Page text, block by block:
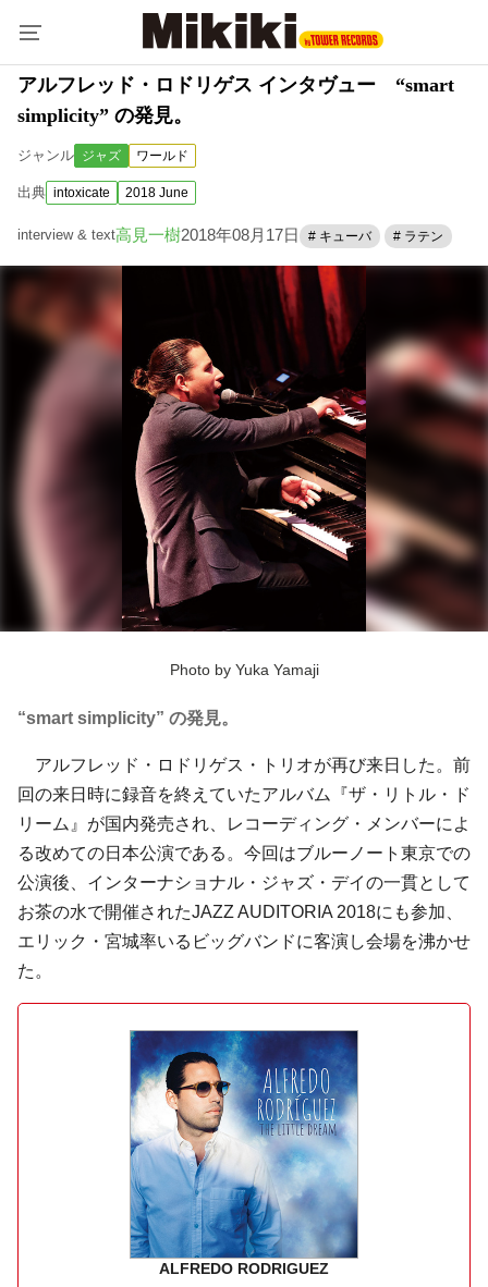
アルフレッド・ロドリゲス インタヴュー “smart
simplicity” の発見。
ジャンル ジャズ ワールド
出典 intoxicate 2018 June
interview & text高見一樹2018年08月17日 # キューバ # ラテン
Photo by Yuka Yamaji
“smart simplicity” の発見。
アルフレッド・ロドリゲス・トリオが再び来日した。前
回の来日時に録音を終えていたアルバム『ザ・リトル・ド
リーム』が国内発売され、レコーディング・メンバーによ
る改めての日本公演である。今回はブルーノート東京での
公演後、インターナショナル・ジャズ・デイの一貫として
お茶の水で開催されたJAZZ AUDITORIA 2018にも参加、
エリック・宮城率いるビッグバンドに客演し会場を沸かせ
た。
ALFREDO RODRIGUEZ